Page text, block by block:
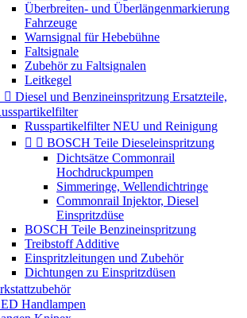
Überbreiten- und Überlängenmarkierung
Fahrzeuge
Warnsignal für Hebebühne
Faltsignale
Zubehör zu Faltsignalen
Leitkegel
 Diesel und Benzineinspritzung Ersatzteile,
Russpartikelfilter NEU und Reinigung
  BOSCH Teile Dieseleinspritzung
Dichtsätze Commonrail
Hochdruckpumpen
Simmeringe, Wellendichtringe
Commonrail Injektor, Diesel
Einspritzdüse
BOSCH Teile Benzineinspritzung
Treibstoff Additive
Einspritzleitungen und Zubehör
Dichtungen zu Einspritzdüsen
Handlampen